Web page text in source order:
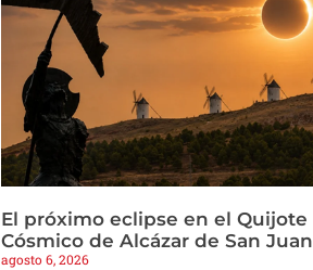
El próximo eclipse en el Quijote
Cósmico de Alcázar de San Juan
agosto 6, 2026